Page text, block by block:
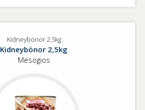
Kidneybönor 2,5kg
Kidneybönor 2,5kg
Mesogios